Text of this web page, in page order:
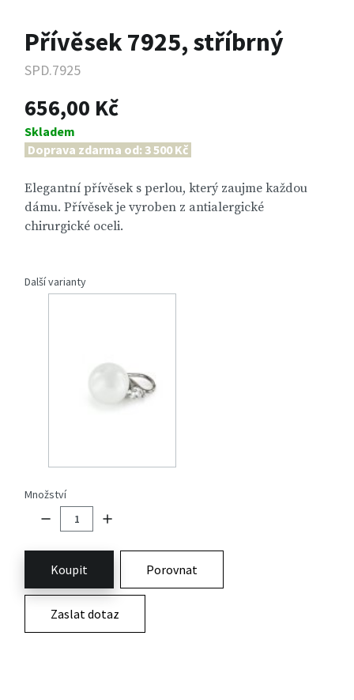
Přívěsek 7925, stříbrný
SPD.7925
656,00 Kč
Skladem
Doprava zdarma od: 3 500 Kč
Elegantní přívěsek s perlou, který zaujme každou
dámu. Přívěsek je vyroben z antialergické
chirurgické oceli.
Další varianty
Množství
Koupit Porovnat
Zaslat dotaz